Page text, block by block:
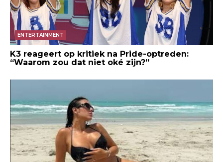
ENTERTAINMENT
K3 reageert op kritiek na Pride-optreden:
“Waarom zou dat niet oké zijn?”